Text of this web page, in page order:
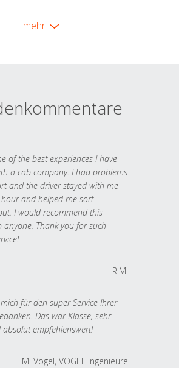
mehr
of the best experiences I have
a cab company. I had problems
and the driver stayed with me
and helped me sort
I would recommend this
anyone. Thank you for such
R.M.
für den super Service Ihrer
Das war Klasse, sehr
empfehlenswert!
M. Vogel, VOGEL Ingenieure